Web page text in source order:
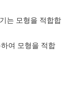
는 모형을 적합합
여 모형을 적합